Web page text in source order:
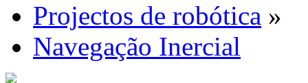
Projectos de robótica »
Navegação Inercial